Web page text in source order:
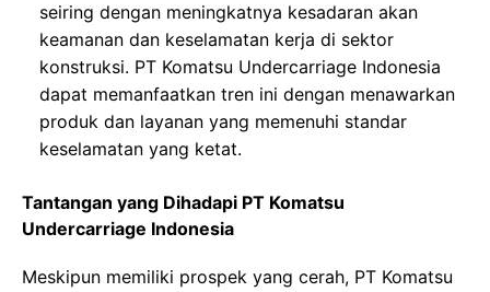
seiring dengan meningkatnya kesadaran akan
keamanan dan keselamatan kerja di sektor
konstruksi. PT Komatsu Undercarriage Indonesia
dapat memanfaatkan tren ini dengan menawarkan
produk dan layanan yang memenuhi standar
keselamatan yang ketat.
Tantangan yang Dihadapi PT Komatsu
Undercarriage Indonesia
Meskipun memiliki prospek yang cerah, PT Komatsu